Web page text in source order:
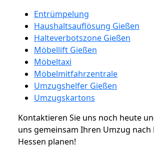
Entrümpelung
Haushaltsauflösung Gießen
Halteverbotszone Gießen
Möbellift Gießen
Möbeltaxi
Möbelmitfahrzentrale
Umzugshelfer Gießen
Umzugskartons
Kontaktieren Sie uns noch heute
uns gemeinsam Ihren Umzug nach
Hessen planen!